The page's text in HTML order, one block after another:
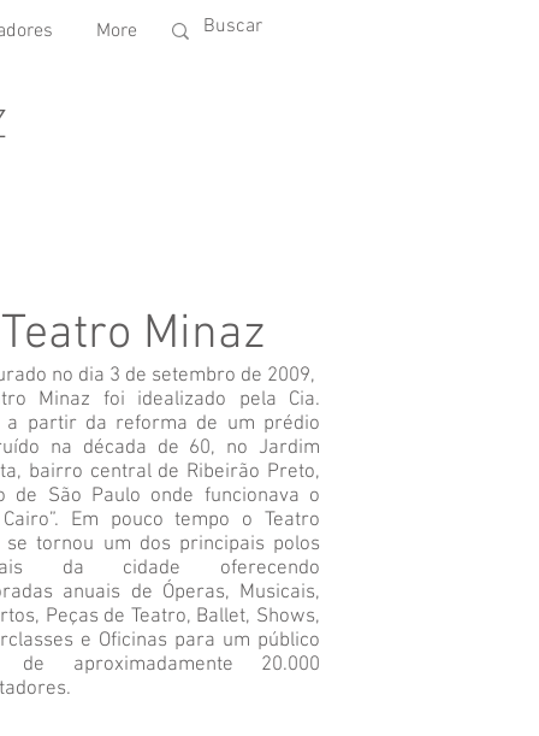
More
Teatro Minaz
no dia 3 de setembro de 2009,
Minaz foi idealizado pela Cia.
a partir da reforma de um prédio
na década de 60, no Jardim
bairro central de Ribeirão Preto,
de São Paulo onde funcionava o
Cairo”. Em pouco tempo o Teatro
se tornou um dos principais polos
da cidade oferecendo
anuais de Óperas, Musicais,
Peças de Teatro, Ballet, Shows,
e Oficinas para um público
de aproximadamente 20.000